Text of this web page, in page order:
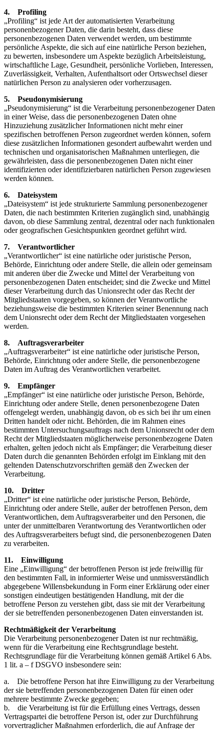
4. Profiling
„Profiling“ ist jede Art der automatisierten Verarbeitung
personenbezogener Daten, die darin besteht, dass diese
personenbezogenen Daten verwendet werden, um bestimmte
persönliche Aspekte, die sich auf eine natürliche Person beziehen,
zu bewerten, insbesondere um Aspekte bezüglich Arbeitsleistung,
wirtschaftliche Lage, Gesundheit, persönliche Vorlieben, Interessen,
Zuverlässigkeit, Verhalten, Aufenthaltsort oder Ortswechsel dieser
natürlichen Person zu analysieren oder vorherzusagen.
5. Pseudonymisierung
„Pseudonymisierung“ ist die Verarbeitung personenbezogener Daten
in einer Weise, dass die personenbezogenen Daten ohne
Hinzuziehung zusätzlicher Informationen nicht mehr einer
spezifischen betroffenen Person zugeordnet werden können, sofern
diese zusätzlichen Informationen gesondert aufbewahrt werden und
technischen und organisatorischen Maßnahmen unterliegen, die
gewährleisten, dass die personenbezogenen Daten nicht einer
identifizierten oder identifizierbaren natürlichen Person zugewiesen
werden können.
6. Dateisystem
„Dateisystem“ ist jede strukturierte Sammlung personenbezogener
Daten, die nach bestimmten Kriterien zugänglich sind, unabhängig
davon, ob diese Sammlung zentral, dezentral oder nach funktionalen
oder geografischen Gesichtspunkten geordnet geführt wird.
7. Verantwortlicher
„Verantwortlicher“ ist eine natürliche oder juristische Person,
Behörde, Einrichtung oder andere Stelle, die allein oder gemeinsam
mit anderen über die Zwecke und Mittel der Verarbeitung von
personenbezogenen Daten entscheidet; sind die Zwecke und Mittel
dieser Verarbeitung durch das Unionsrecht oder das Recht der
Mitgliedstaaten vorgegeben, so können der Verantwortliche
beziehungsweise die bestimmten Kriterien seiner Benennung nach
dem Unionsrecht oder dem Recht der Mitgliedstaaten vorgesehen
werden.
8. Auftragsverarbeiter
„Auftragsverarbeiter“ ist eine natürliche oder juristische Person,
Behörde, Einrichtung oder andere Stelle, die personenbezogene
Daten im Auftrag des Verantwortlichen verarbeitet.
9. Empfänger
„Empfänger“ ist eine natürliche oder juristische Person, Behörde,
Einrichtung oder andere Stelle, denen personenbezogene Daten
offengelegt werden, unabhängig davon, ob es sich bei ihr um einen
Dritten handelt oder nicht. Behörden, die im Rahmen eines
bestimmten Untersuchungsauftrags nach dem Unionsrecht oder dem
Recht der Mitgliedstaaten möglicherweise personenbezogene Daten
erhalten, gelten jedoch nicht als Empfänger; die Verarbeitung dieser
Daten durch die genannten Behörden erfolgt im Einklang mit den
geltenden Datenschutzvorschriften gemäß den Zwecken der
Verarbeitung.
10. Dritter
„Dritter“ ist eine natürliche oder juristische Person, Behörde,
Einrichtung oder andere Stelle, außer der betroffenen Person, dem
Verantwortlichen, dem Auftragsverarbeiter und den Personen, die
unter der unmittelbaren Verantwortung des Verantwortlichen oder
des Auftragsverarbeiters befugt sind, die personenbezogenen Daten
zu verarbeiten.
11. Einwilligung
Eine „Einwilligung“ der betroffenen Person ist jede freiwillig für
den bestimmten Fall, in informierter Weise und unmissverständlich
abgegebene Willensbekundung in Form einer Erklärung oder einer
sonstigen eindeutigen bestätigenden Handlung, mit der die
betroffene Person zu verstehen gibt, dass sie mit der Verarbeitung
der sie betreffenden personenbezogenen Daten einverstanden ist.
Rechtmäßigkeit der Verarbeitung
Die Verarbeitung personenbezogener Daten ist nur rechtmäßig,
wenn für die Verarbeitung eine Rechtsgrundlage besteht.
Rechtsgrundlage für die Verarbeitung können gemäß Artikel 6 Abs.
1 lit. a – f DSGVO insbesondere sein:
a. Die betroffene Person hat ihre Einwilligung zu der Verarbeitung
der sie betreffenden personenbezogenen Daten für einen oder
mehrere bestimmte Zwecke gegeben;
b. die Verarbeitung ist für die Erfüllung eines Vertrags, dessen
Vertragspartei die betroffene Person ist, oder zur Durchführung
vorvertraglicher Maßnahmen erforderlich, die auf Anfrage der